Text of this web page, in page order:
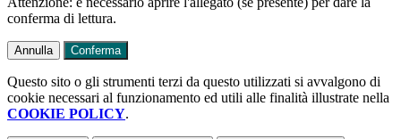
conferma di lettura.
Annulla Conferma
Questo sito o gli strumenti terzi da questo utilizzati si avvalgono di
cookie necessari al funzionamento ed utili alle finalità illustrate nella
COOKIE POLICY.